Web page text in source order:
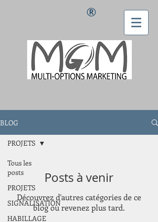
®
BLOG
Tous les
posts
PROJETS
SIGNALISATION
HABILLAGE
PROJETS
Posts à venir
Découvrez d'autres catégories de ce
blog ou revenez plus tard.